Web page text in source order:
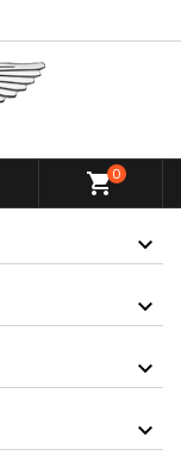
shopping_cart0